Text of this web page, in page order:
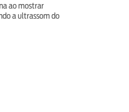
ao mostrar
a ultrassom do